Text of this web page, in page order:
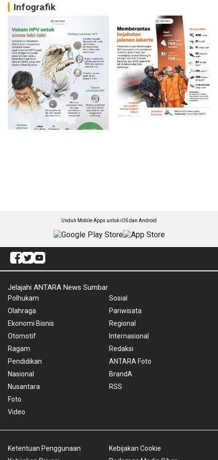
Infografik
Unduh Mobile Apps untuk iOS dan Android
Jelajahi ANTARA News Sumbar
Polhukam
Olahraga
Ekonomi Bisnis
Otomotif
Ragam
Pendidikan
Nasional
Nusantara
Foto
Video
Sosial
Pariwisata
Regional
Internasional
Redaksi
ANTARA Foto
BrandA
RSS
Ketentuan Penggunaan
Kebijakan Cookie